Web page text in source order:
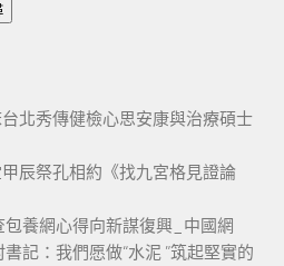
北秀傳健檢心思安康與治療碩士
辰祭孔相約《找九宮格見證論
養網心得向新謀復興_中國網
記：我們愿做“水泥 ”筑起堅實的